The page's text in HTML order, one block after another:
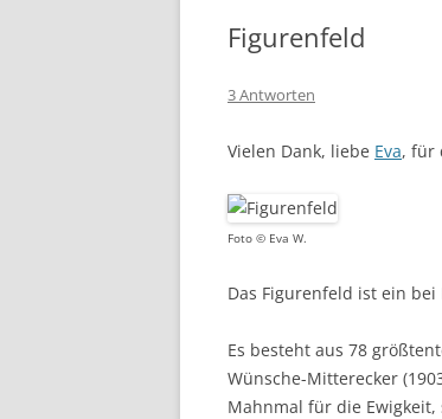
Figurenfeld
3 Antworten
Vielen Dank, liebe Eva, für
Foto © Eva W.
Das Figurenfeld ist ein
Es besteht aus 78
Wünsche-Mitterecker
Mahnmal für die Ewigkeit,